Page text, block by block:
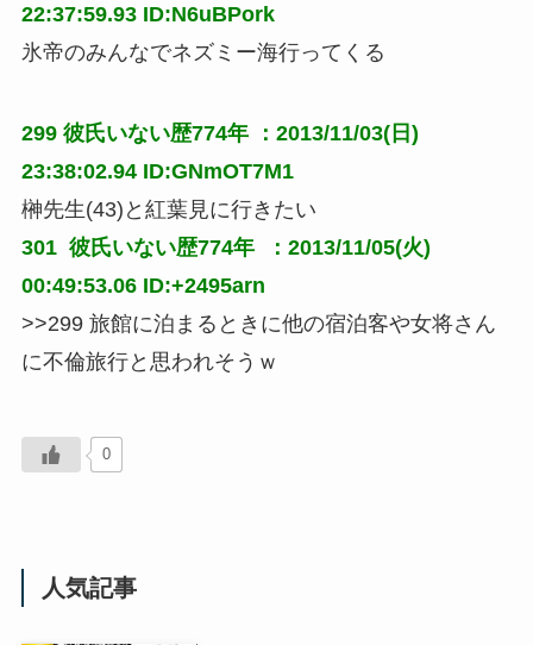
22:37:59.93 ID:N6uBPork
氷帝のみんなでネズミー海行ってくる
299 彼氏いない歴774年
：2013/11/03(日)
23:38:02.94 ID:GNmOT7M1
榊先生(43)と紅葉見に行きたい
301 彼氏いない歴774年
：2013/11/05(火)
00:49:53.06 ID:+2495arn
>>299 旅館に泊まるときに他の宿泊客や女将さん
に不倫旅行と思われそうｗ
0
人気記事